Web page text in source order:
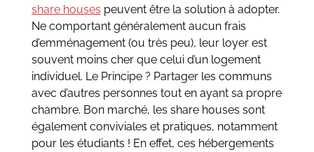
share houses peuvent être la solution à adopter.
Ne comportant généralement aucun frais
d’emménagement (ou très peu), leur loyer est
souvent moins cher que celui d’un logement
individuel. Le Principe ? Partager les communs
avec d’autres personnes tout en ayant sa propre
chambre. Bon marché, les share houses sont
également conviviales et pratiques, notamment
pour les étudiants ! En effet, ces hébergements